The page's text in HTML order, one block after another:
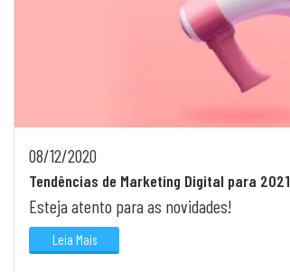
08/12/2020
Tendências de Marketing Digital para 2021
Esteja atento para as novidades!
Leia Mais